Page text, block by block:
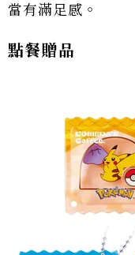
當有滿足感。
點餐贈品